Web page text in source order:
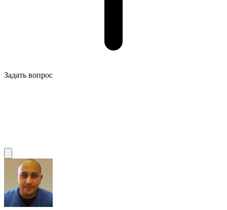
Задать вопрос